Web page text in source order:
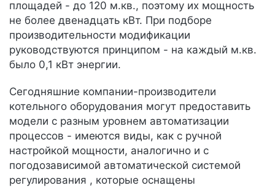
площадей - до 120 м.кв., поэтому их мощность
не более двенадцать кВт. При подборе
производительности модификации
руководствуются принципом - на каждый м.кв.
было 0,1 кВт энергии.
Сегодняшние компании-производители
котельного оборудования могут предоставить
модели с разным уровнем автоматизации
процессов - имеются виды, как с ручной
настройкой мощности, аналогично и с
погодозависимой автоматической системой
регулирования , которые оснащены